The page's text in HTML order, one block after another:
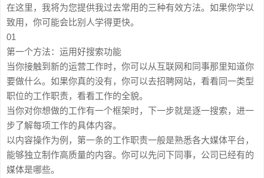
在这里，我将为您提供我过去常用的三种有效方法。如果你学以
致用，你可能会比别人学得更快。
01
第一个方法：运用好搜索功能
当你接触到新的运营工作时，你可以从互联网和同事那里知道你
要做什么。如果你真的没有，你可以去招聘网站，看看同一类型
职位的工作职责，看看工作的全貌。
当你对你想做的工作有一个框架时，下一步就是逐一搜索，进一
步了解每项工作的具体内容。
以内容操作为例，第一条的工作职责一般是熟悉各大媒体平台，
能够独立制作高质量的内容。你可以先问下同事，公司已经有的
媒体是哪些。